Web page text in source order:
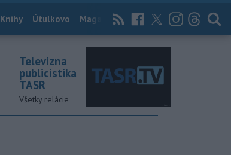
Knihy Útulkovo Magazín News Now Archív
Televízna
publicistika
TASR
Všetky relácie